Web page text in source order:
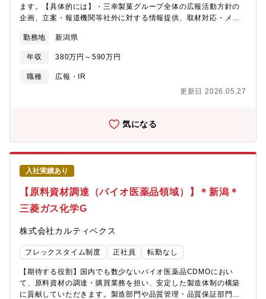
ます。【具体的には】・三幸製菓グループ全体の広報活動方針の
企画、立案・報道機関等社外に対する情報提供、取材対応・メデ
実施、管理・プレスリリース作成・PR会社との協業・業界紙や一
般紙の取材などメディア対応・PRイベントの企画・実行など
勤務地 新潟県
年収 380万円～590万円
職種
広報・IR
更新日 2026.05.27
気になる
入社実績あり
【原料資材調達（バイオ医薬品領域）】＊新潟＊
三菱ガス化学G
株式会社カルティベクス
フレックスタイム制度 正社員 転勤なし
【期待する役割】国内でも数少ないバイオ医薬品CDMOにおい
て、原料資材の調達・購買業務を担い、安定した製造体制の構築
に貢献していただきます。製造部門や品質管理・品質保証部門と